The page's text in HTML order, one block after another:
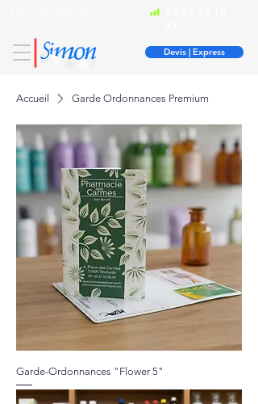
Devis | Express
Accueil Garde Ordonnances Premium
Garde-Ordonnances "Flower 5"